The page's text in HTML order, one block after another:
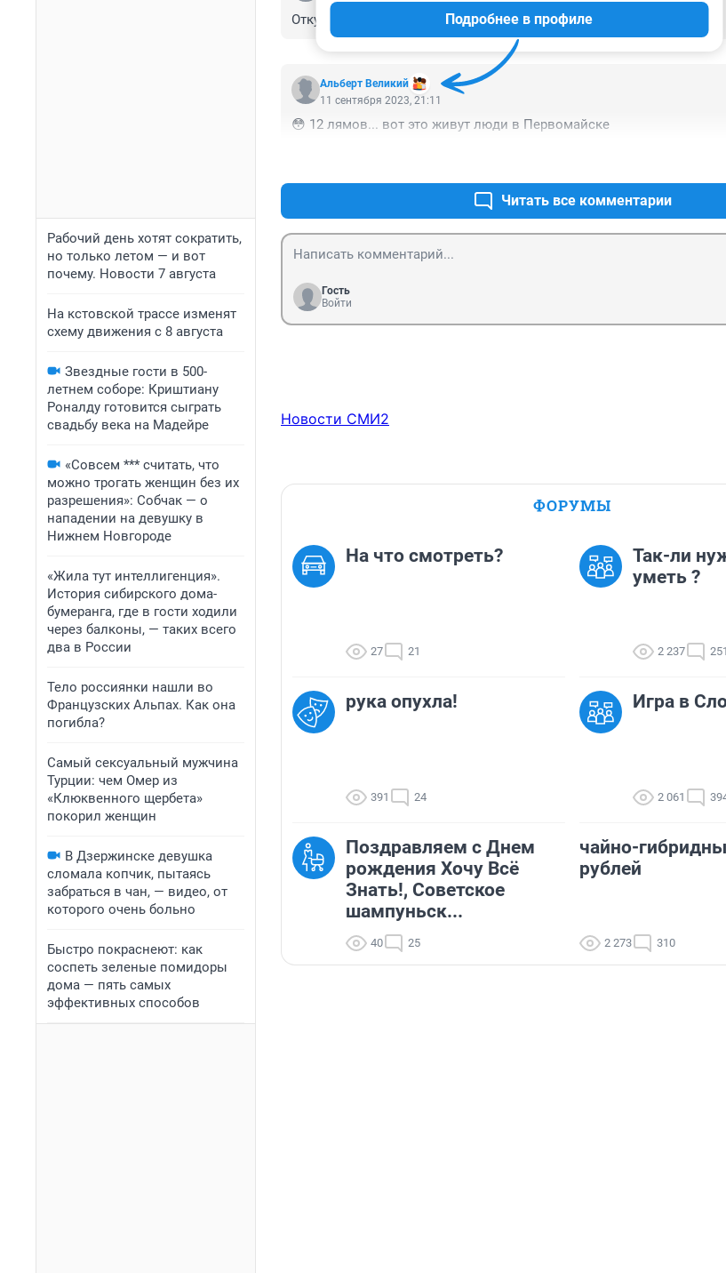
Рабочий день хотят сократить,
но только летом — и вот
почему. Новости 7 августа
На кстовской трассе изменят
схему движения с 8 августа
Звездные гости в 500-
летнем соборе: Криштиану
Роналду готовится сыграть
свадьбу века на Мадейре
«Совсем *** считать, что
можно трогать женщин без их
разрешения»: Собчак — о
нападении на девушку в
Нижнем Новгороде
«Жила тут интеллигенция».
История сибирского дома-
бумеранга, где в гости ходили
через балконы, — таких всего
два в России
Тело россиянки нашли во
Французских Альпах. Как она
погибла?
Самый сексуальный мужчина
Турции: чем Омер из
«Клюквенного щербета»
покорил женщин
В Дзержинске девушка
сломала копчик, пытаясь
забраться в чан, — видео, от
которого очень больно
Быстро покраснеют: как
соспеть зеленые помидоры
дома — пять самых
эффективных способов
Откуда у бабушки столько денег?
Альберт Великий
Подробнее в профиле
11 сентября 2023, 21:11
😳 12 лямов... вот это живут люди в Первомайске
Читать все комментарии
Гость
Войти
Новости СМИ2
ФОРУМЫ
На что смотреть?
27 21
Так-ли
уметь ?
2 237 251
рука опухла!
391 24
Игра в
2 061
Поздравляем с Днем
рождения Хочу Всё
Знать!, Советское
шампуньск...
40 25
чайно-
рублей
2 273 310